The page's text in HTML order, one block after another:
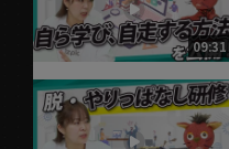
09:31